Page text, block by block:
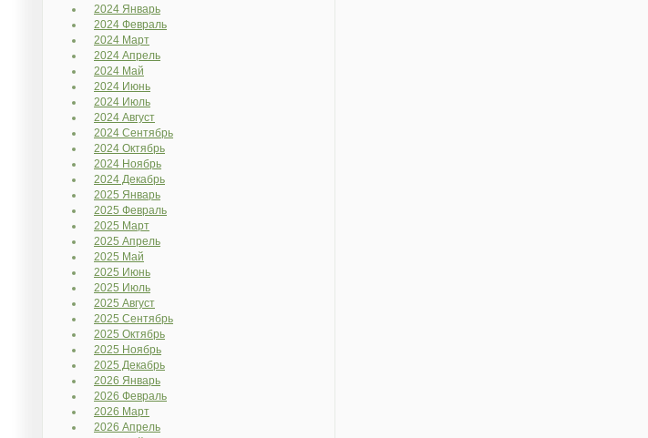
2024 Январь
2024 Февраль
2024 Март
2024 Апрель
2024 Май
2024 Июнь
2024 Июль
2024 Август
2024 Сентябрь
2024 Октябрь
2024 Ноябрь
2024 Декабрь
2025 Январь
2025 Февраль
2025 Март
2025 Апрель
2025 Май
2025 Июнь
2025 Июль
2025 Август
2025 Сентябрь
2025 Октябрь
2025 Ноябрь
2025 Декабрь
2026 Январь
2026 Февраль
2026 Март
2026 Апрель